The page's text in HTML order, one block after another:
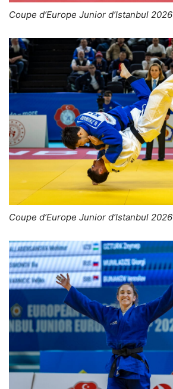
Coupe d’Europe Junior d’Istanbul 2026
Coupe d’Europe Junior d’Istanbul 2026